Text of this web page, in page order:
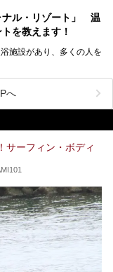
や、新設・改装された客
たお料理……。
ナル・リゾート」 温
を教えます！
施設があり、多くの人を
！
り温泉が多く、「どこに
多いと思います。
ル・リゾート」に出かけ
へ
サーフィン・ボディ